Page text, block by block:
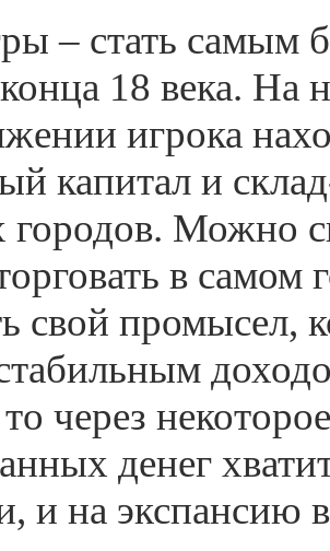
– стать самым
18 века. На
игрока
капитал и
городов. Можно
в самом
свой промысел,
через
денег
и на экспансию